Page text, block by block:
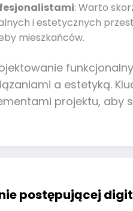
: Warto
i estetycznych
mieszkańców.
a estetyką.
projektu,
postępującej